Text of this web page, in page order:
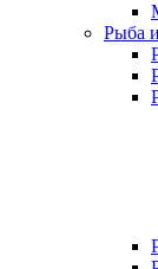
Рыба